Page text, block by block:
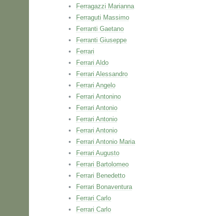
Ferragazzi Marianna
Ferraguti Massimo
Ferranti Gaetano
Ferranti Giuseppe
Ferrari
Ferrari Aldo
Ferrari Alessandro
Ferrari Angelo
Ferrari Antonino
Ferrari Antonio
Ferrari Antonio
Ferrari Antonio
Ferrari Antonio Maria
Ferrari Augusto
Ferrari Bartolomeo
Ferrari Benedetto
Ferrari Bonaventura
Ferrari Carlo
Ferrari Carlo